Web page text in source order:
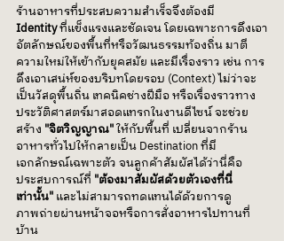
ร้านอาหารที่ประสบความสำเร็จจึงต้องมี
Identity ที่แข็งแรงและชัดเจน โดยเฉพาะการดึงเอา
อัตลักษณ์ของพื้นที่หรือวัฒนธรรมท้องถิ่น มาตี
ความใหม่ให้เข้ากับยุคสมัย และมีเรื่องราว เช่น การ
ดึงเอาเสน่ห์ของบริบทโดยรอบ (Context) ไม่ว่าจะ
เป็นวัสดุพื้นถิ่น เทคนิคช่างฝีมือ หรือเรื่องราวทาง
ประวัติศาสตร์มาสอดแทรกในงานดีไซน์ จะช่วย
สร้าง "จิตวิญญาณ" ให้กับพื้นที่ เปลี่ยนจากร้าน
อาหารทั่วไปให้กลายเป็น Destination ที่มี
เอกลักษณ์เฉพาะตัว จนลูกค้าสัมผัสได้ว่านี่คือ
ประสบการณ์ที่ "ต้องมาสัมผัสด้วยตัวเองที่นี่
เท่านั้น" และไม่สามารถทดแทนได้ด้วยการดู
ภาพถ่ายผ่านหน้าจอหรือการสั่งอาหารไปทานที่
บ้าน